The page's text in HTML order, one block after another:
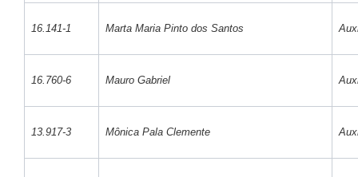
16.141-1 Marta Maria Pinto dos Santos
16.760-6 Mauro Gabriel
13.917-3 Mônica Pala Clemente